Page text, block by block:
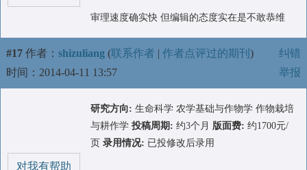
审理速度确实快 但编辑的态度实在是不敢恭维
#17 作者： shizuliang (联系作者 | 作者点评过的期刊 )
时间：2014-04-11 13:57
纠错
举报
对我有帮助
研究方向: 生命科学 农学基础与作物学 作物栽培
与耕作学 投稿周期: 约3个月 版面费: 约1700元/
页 录用情况: 已投修改后录用